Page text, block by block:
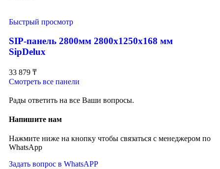
Быстрый просмотр
SIP-панель 2800мм 2800x1250x168 мм
SipDelux
33 879 ₸
Смотреть все панели
Рады ответить на все Ваши вопросы.
Напишите нам
Нажмите ниже на кнопку чтобы связаться с менеджером по
WhatsApp
Задать вопрос в WhatsAPP